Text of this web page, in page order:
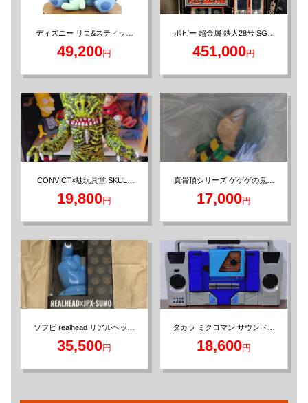
ディズニー リロ&スティッチ
49,200円
ポピー 超金属 鉄人28号 SG-1
451,000円
CONVICT×駄玩具堂 SKULL
19,800円
真骨頂シリーズ ゲゲゲの鬼太
17,000円
ソフビ realhead リアルヘッド
35,500円
タカラ ミクロマン サウンド戦
18,600円